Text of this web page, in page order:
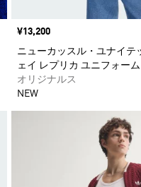
価格
¥13,200
ニューカッスル・ユナイテ
ェイ レプリカ ユニフォーム
オリジナルス
NEW
ほしいものリストに追加